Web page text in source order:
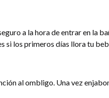
a la hora de entrar en la
los primeros días llora tu
al ombligo. Una vez